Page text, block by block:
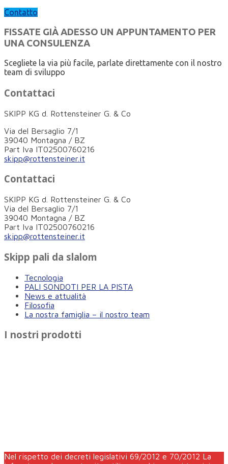
Contatto
FISSATE GIÀ ADESSO UN APPUNTAMENTO PER
UNA CONSULENZA
Scegliete la via più facile, parlate direttamente con il nostro
team di sviluppo
Contattaci
SKIPP KG d. Rottensteiner G. & Co
Via del Bersaglio 7/1
39040 Montagna / BZ
Part Iva IT02500760216
skipp@rottensteiner.it
Contattaci
SKIPP KG d. Rottensteiner G. & Co
Via del Bersaglio 7/1
39040 Montagna / BZ
Part Iva IT02500760216
skipp@rottensteiner.it
Skipp pali da slalom
Tecnologia
PALI SONDOTI PER LA PISTA
News e attualità
Filosofia
La nostra famiglia – il nostro team
I nostri prodotti
Nel rispetto dei decreti legislativi 69/2012 e 70/2012 La